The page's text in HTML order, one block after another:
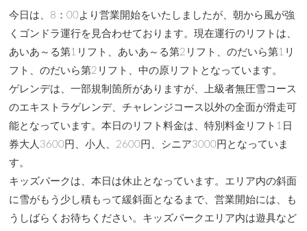
今日は、8：00より営業開始をいたしましたが、朝から風が強
くゴンドラ運行を見合わせております。現在運行のリフトは、
あいあ～る第1リフト、あいあ～る第2リフト、のだいら第1リ
フト、のだいら第2リフト、中の原リフトとなっています。
ゲレンデは、一部規制箇所がありますが、上級者無圧雪コース
のエキストラゲレンデ、チャレンジコース以外の全面が滑走可
能となっています。本日のリフト料金は、特別料金リフト1日
券大人3600円、小人、2600円、シニア3000円となっていま
す。
キッズパークは、本日は休止となっています。エリア内の斜面
に雪がもう少し積もって緩斜面となるまで、営業開始には、も
うしばらくお待ちください。キッズパークエリア内は遊具など